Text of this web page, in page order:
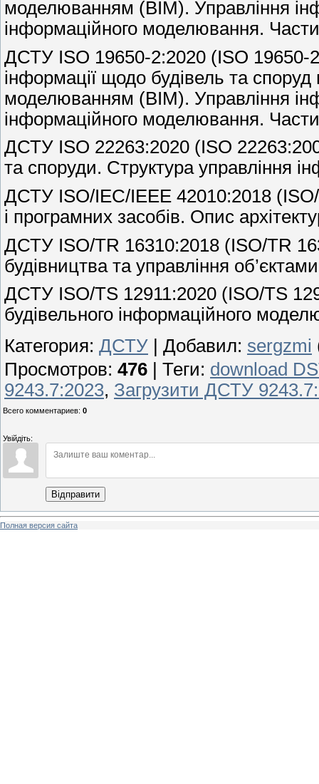
моделюванням (ВIM). Управління
інформаційного моделювання.
ДСТУ ISO 19650-2:2020 (ISO 19650-
інформації щодо будівель та
моделюванням (ВІМ). Управління
інформаційного моделювання.
ДСТУ ISO 22263:2020 (ISO
та споруди. Структура управління
ДСТУ ISO/IEC/IEEE 42010:2018
і програмних засобів. Опис
ДСТУ ISO/TR 16310:2018 (ISO/TR
будівництва та управління об’єктами
ДСТУ ISO/TS 12911:2020 (ISO/TS
будівельного інформаційного
Категория: ДСТУ Добавил: sergzmi
Просмотров: 476 Теги: download
9243.7:2023, Загрузити ДСТУ
Всего комментариев: 0
Увійдіть:
Відправити
Полная версия сайта